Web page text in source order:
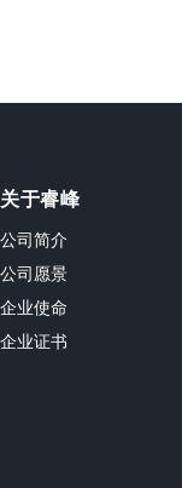
关于睿峰
公司简介
公司愿景
企业使命
企业证书